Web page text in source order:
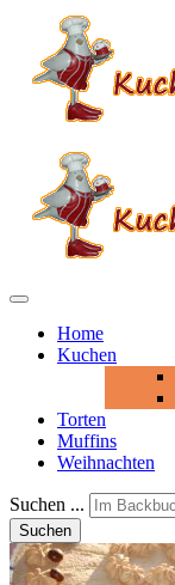
Home
Kuchen
Torten
Muffins
Weihnachten
Suchen ...
Suchen